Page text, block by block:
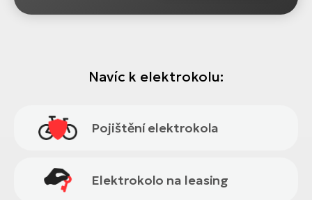
Navíc k elektrokolu:
Pojištění elektrokola
Elektrokolo na leasing